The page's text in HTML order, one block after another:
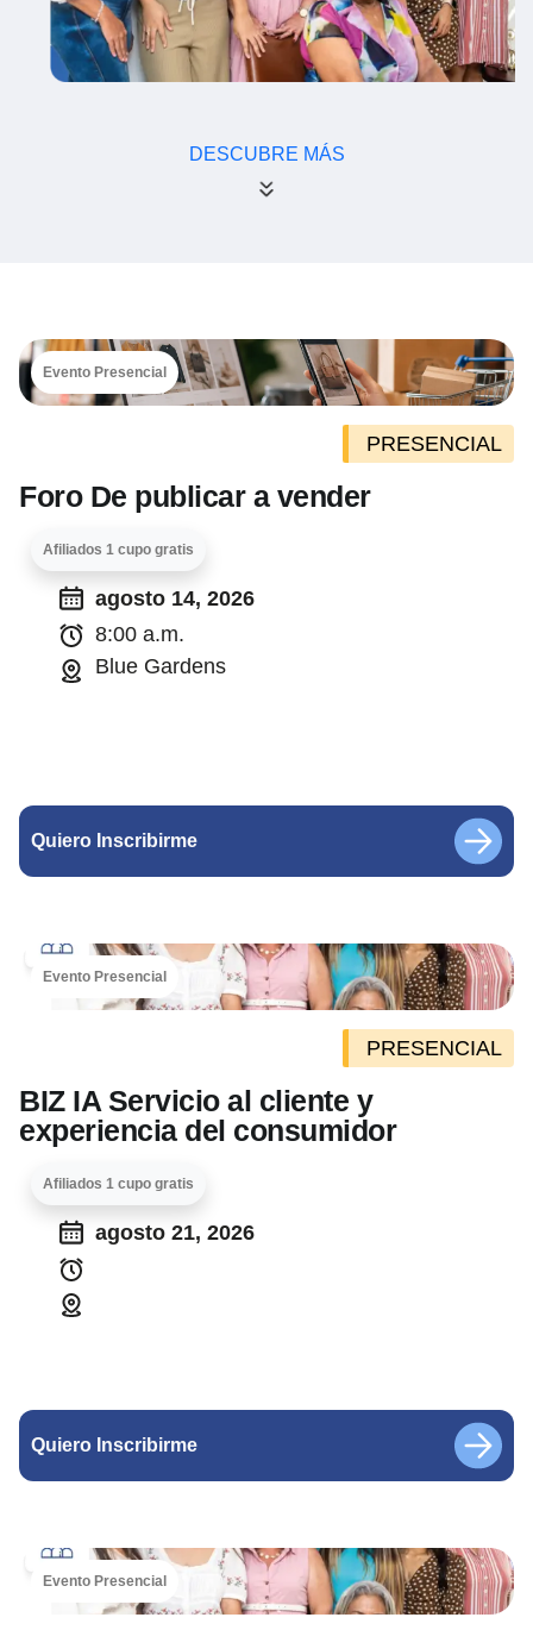
DESCUBRE MÁS
Evento Presencial
PRESENCIAL
Foro De publicar a vender
Afiliados 1 cupo gratis
agosto 14, 2026
8:00 a.m.
Blue Gardens
Quiero Inscribirme
Evento Presencial
PRESENCIAL
BIZ IA Servicio al cliente y
experiencia del consumidor
Afiliados 1 cupo gratis
agosto 21, 2026
Quiero Inscribirme
Evento Presencial